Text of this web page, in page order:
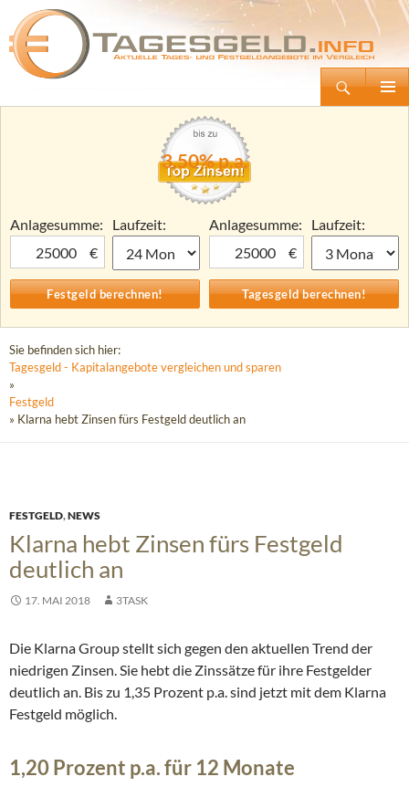
Tagesgeld.info – Tagesgeldkonten vergleichen und Tagesgeld-Zinsen berechnen
Zum
3,50% p.a.
Anlagesumme:
€
Laufzeit:
Anlagesumme:
€
Laufzeit:
Sie befinden sich hier:
Tagesgeld - Kapitalangebote vergleichen und sparen
»
Festgeld
» Klarna hebt Zinsen fürs Festgeld deutlich an
FESTGELD,NEWS
Klarna hebt Zinsen fürs Festgeld
deutlich an
17. MAI 2018 3TASK
Die Klarna Group stellt sich gegen den aktuellen Trend der
niedrigen Zinsen. Sie hebt die Zinssätze für ihre Festgelder
deutlich an. Bis zu 1,35 Prozent p.a. sind jetzt mit dem Klarna
Festgeld möglich.
1,20 Prozent p.a. für 12 Monate